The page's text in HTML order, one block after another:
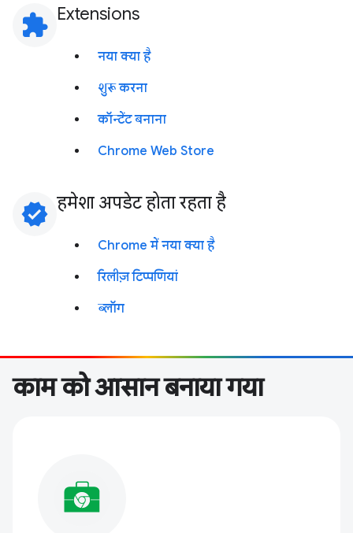
extension Extensions
नया क्या है
शुरू करना
कॉन्टेंट बनाना
Chrome Web Store
verified हमेशा अपडेट होता रहता है
Chrome में नया क्या है
रिलीज़ टिप्पणियां
ब्लॉग
काम को आसान बनाया गया